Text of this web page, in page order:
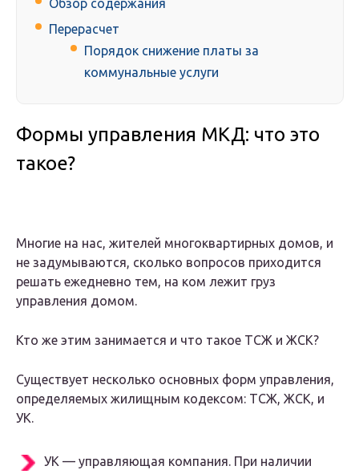
Обзор содержания
Перерасчет
Порядок снижение платы за
коммунальные услуги
Формы управления МКД: что это
такое?
Многие на нас, жителей многоквартирных домов, и
не задумываются, сколько вопросов приходится
решать ежедневно тем, на ком лежит груз
управления домом.
Кто же этим занимается и что такое ТСЖ и ЖСК?
Существует несколько основных форм управления,
определяемых жилищным кодексом: ТСЖ, ЖСК, и
УК.
УК — управляющая компания. При наличии